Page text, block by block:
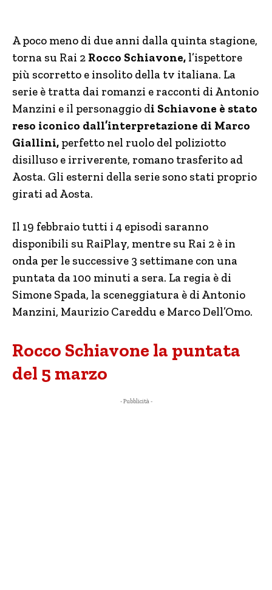
A poco meno di due anni dalla quinta stagione,
torna su Rai 2 Rocco Schiavone, l’ispettore
più scorretto e insolito della tv italiana. La
serie è tratta dai romanzi e racconti di Antonio
Manzini e il personaggio di Schiavone è stato
reso iconico dall’interpretazione di Marco
Giallini, perfetto nel ruolo del poliziotto
disilluso e irriverente, romano trasferito ad
Aosta. Gli esterni della serie sono stati proprio
girati ad Aosta.
Il 19 febbraio tutti i 4 episodi saranno
disponibili su RaiPlay, mentre su Rai 2 è in
onda per le successive 3 settimane con una
puntata da 100 minuti a sera. La regia è di
Simone Spada, la sceneggiatura è di Antonio
Manzini, Maurizio Careddu e Marco Dell’Omo.
Rocco Schiavone la puntata
del 5 marzo
- Pubblicità -